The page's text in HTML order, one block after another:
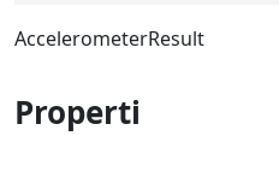
AccelerometerResult
Properti